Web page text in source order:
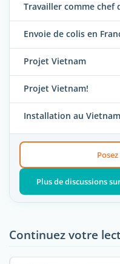
Travailler comme chef
Envoie de colis en
Projet Vietnam
Projet Vietnam!
Installation au
Plus de discussions
Continuez votre